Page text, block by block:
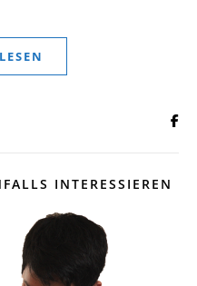
INTERESSIEREN